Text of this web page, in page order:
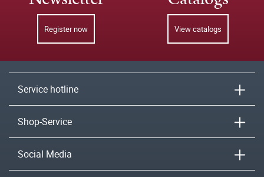
Register now View catalogs
Service hotline
Shop-Service
Social Media